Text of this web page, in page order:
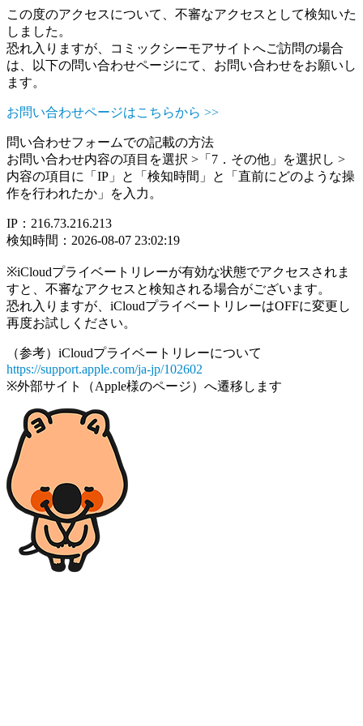
この度のアクセスについて、不審なアクセスとして検知いた
しました。
恐れ入りますが、コミックシーモアサイトへご訪問の場合
は、以下の問い合わせページにて、お問い合わせをお願いし
ます。
お問い合わせページはこちらから >>
問い合わせフォームでの記載の方法
お問い合わせ内容の項目を選択 >「7．その他」を選択し >
内容の項目に「IP」と「検知時間」と「直前にどのような操
作を行われたか」を入力。
IP：216.73.216.213
検知時間：2026-08-07 23:02:19
※iCloudプライベートリレーが有効な状態でアクセスされま
すと、不審なアクセスと検知される場合がございます。
恐れ入りますが、iCloudプライベートリレーはOFFに変更し
再度お試しください。
（参考）iCloudプライベートリレーについて
https://support.apple.com/ja-jp/102602
※外部サイト（Apple様のページ）へ遷移します